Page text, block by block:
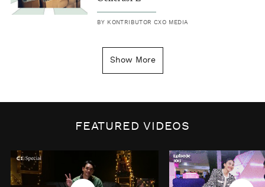
BY KONTRIBUTOR CXO MEDIA
Kenapa Tahun Baru Ditandai pada
Biaya Tersembunyi dari Insecurity
KONTRIBUTOR CXO MEDIA
INTEREST|HOME
Show More
FEATURED VIDEOS